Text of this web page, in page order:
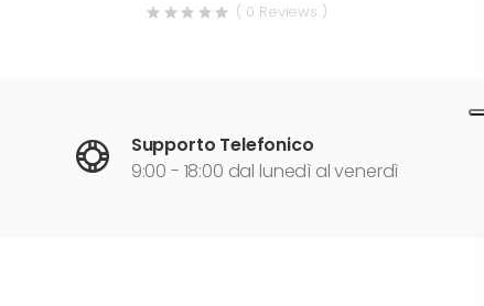
( 0 Reviews )
Supporto Telefonico
9:00 - 18:00 dal lunedì al venerdì